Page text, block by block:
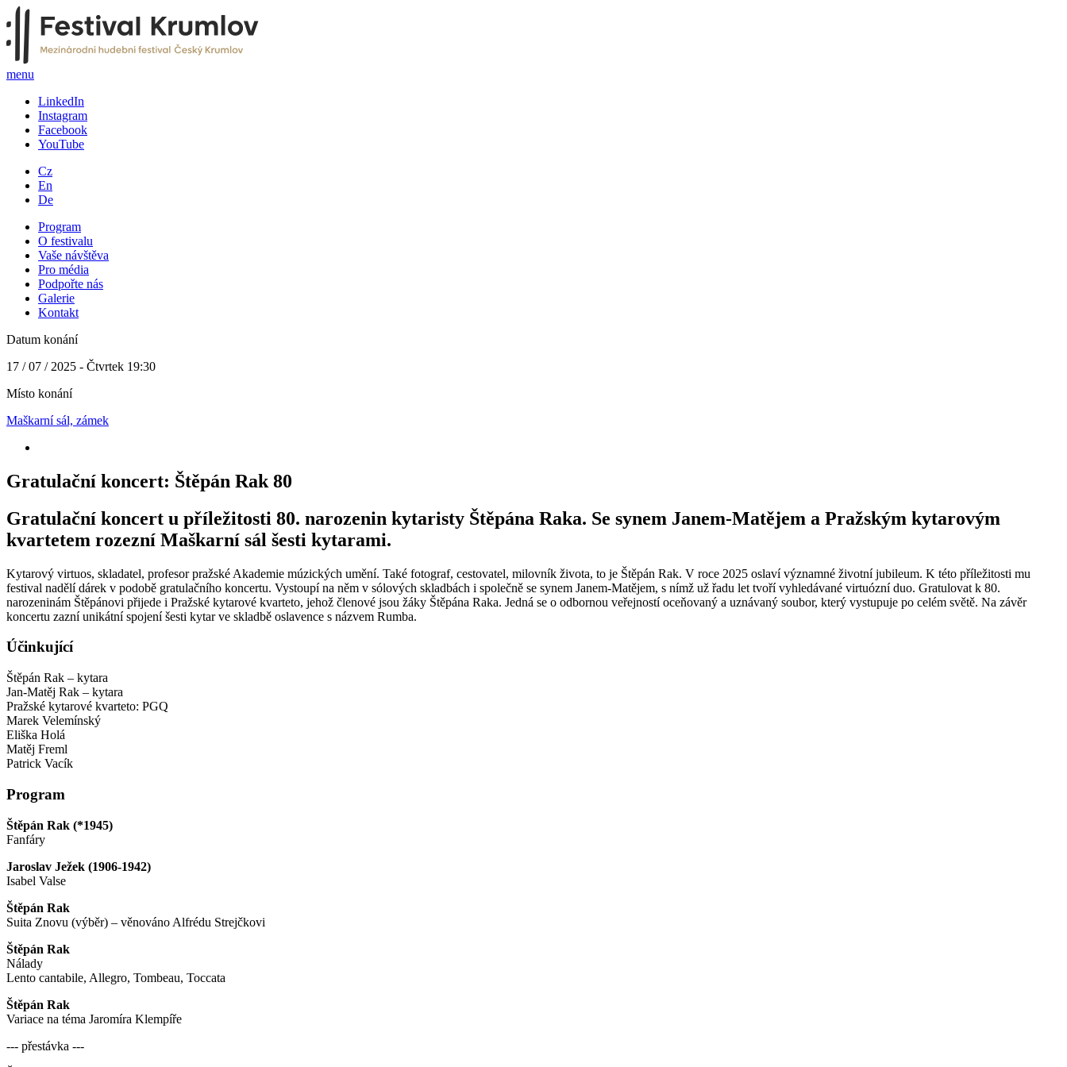
menu
LinkedIn
Instagram
Facebook
YouTube
Cz
En
De
Program
O festivalu
Vaše návštěva
Pro média
Podpořte nás
Galerie
Kontakt
Datum konání
17 / 07 / 2025 - Čtvrtek 19:30
Místo konání
Maškarní sál, zámek
Gratulační koncert: Štěpán Rak 80
Gratulační koncert u příležitosti 80. narozenin kytaristy Štěpána Raka. Se synem Janem-Matějem a Pražským kytarovým
kvartetem rozezní Maškarní sál šesti kytarami.
Kytarový virtuos, skladatel, profesor pražské Akademie múzických umění. Také fotograf, cestovatel, milovník života, to je Štěpán Rak. V roce 2025 oslaví významné životní jubileum. K této příležitosti mu
festival nadělí dárek v podobě gratulačního koncertu. Vystoupí na něm v sólových skladbách i společně se synem Janem-Matějem, s nímž už řadu let tvoří vyhledávané virtuózní duo. Gratulovat k 80.
narozeninám Štěpánovi přijede i Pražské kytarové kvarteto, jehož členové jsou žáky Štěpána Raka. Jedná se o odbornou veřejností oceňovaný a uznávaný soubor, který vystupuje po celém světě. Na závěr
koncertu zazní unikátní spojení šesti kytar ve skladbě oslavence s názvem Rumba.
Účinkující
Štěpán Rak – kytara
Jan-Matěj Rak – kytara
Pražské kytarové kvarteto: PGQ
Marek Velemínský
Eliška Holá
Matěj Freml
Patrick Vacík
Program
Štěpán Rak (*1945)
Fanfáry
Jaroslav Ježek (1906-1942)
Isabel Valse
Štěpán Rak
Suita Znovu (výběr) – věnováno Alfrédu Strejčkovi
Štěpán Rak
Nálady
Lento cantabile, Allegro, Tombeau, Toccata
Štěpán Rak
Variace na téma Jaromíra Klempíře
--- přestávka ---